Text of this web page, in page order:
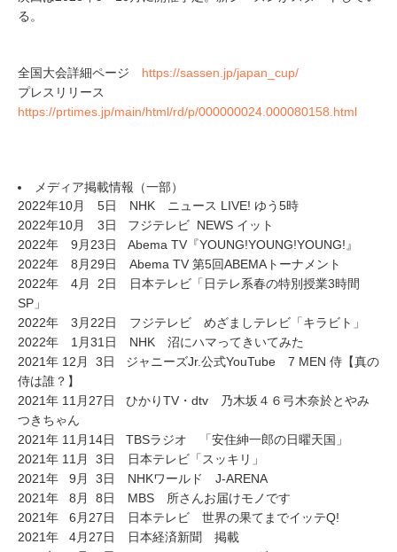
る。
全国大会詳細ページ https://sassen.jp/japan_cup/
プレスリリース
https://prtimes.jp/main/html/rd/p/000000024.000080158.html
メディア掲載情報（一部）
2022年10月 5日 NHK ニュース LIVE! ゆう5時
2022年10月 3日 フジテレビ NEWS イット
2022年 9月23日 Abema TV『YOUNG!YOUNG!YOUNG!』
2022年 8月29日 Abema TV 第5回ABEMAトーナメント
2022年 4月 2日 日本テレビ「日テレ系春の特別授業3時間
SP」
2022年 3月22日 フジテレビ めざましテレビ「キラビト」
2022年 1月31日 NHK 沼にハマってきいてみた
2021年 12月 3日 ジャニーズJr.公式YouTube 7 MEN 侍【真の
侍は誰？】
2021年 11月27日 ひかりTV・dtv 乃木坂４６弓木奈於とやみ
つきちゃん
2021年 11月14日 TBSラジオ 「安住紳一郎の日曜天国」
2021年 11月 3日 日本テレビ「スッキリ」
2021年 9月 3日 NHKワールド J-ARENA
2021年 8月 8日 MBS 所さんお届けモノです
2021年 6月27日 日本テレビ 世界の果てまでイッテQ!
2021年 4月27日 日本経済新聞 掲載